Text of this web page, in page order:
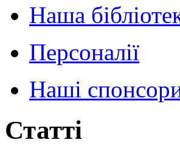
Наша
Персоналії
Наші
Статті